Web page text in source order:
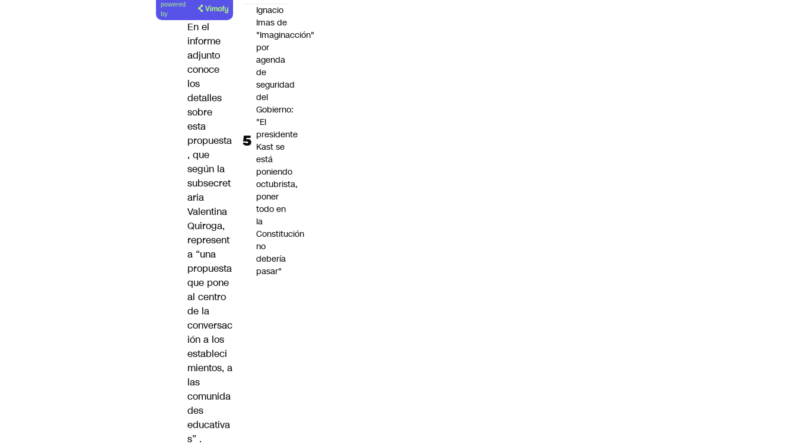
powered
by
En el
informe
adjunto
conoce
los
detalles
sobre
esta
propuesta
, que
según la
subsecret
aria
Valentina
Quiroga,
represent
a “una
propuesta
que pone
al centro
de la
conversac
ión a los
estableci
mientos, a
las
comunida
des
educativa
s” .
Ignacio
Imas de
"Imaginacción"
por
agenda
de
seguridad
del
Gobierno:
"El
presidente
Kast se
está
poniendo
octubrista,
poner
todo en
la
Constitución
no
debería
pasar"